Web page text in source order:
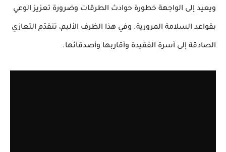
ويعيد إلى الواجهة خطورة حوادث الطرقات وضرورة تعزيز الوعي
بقواعد السلامة المرورية. وفي هذا الظرف الأليم، تتقدّم التعازي
الصادقة إلى أسرة الفقيدة وأقاربها وأصدقائها.